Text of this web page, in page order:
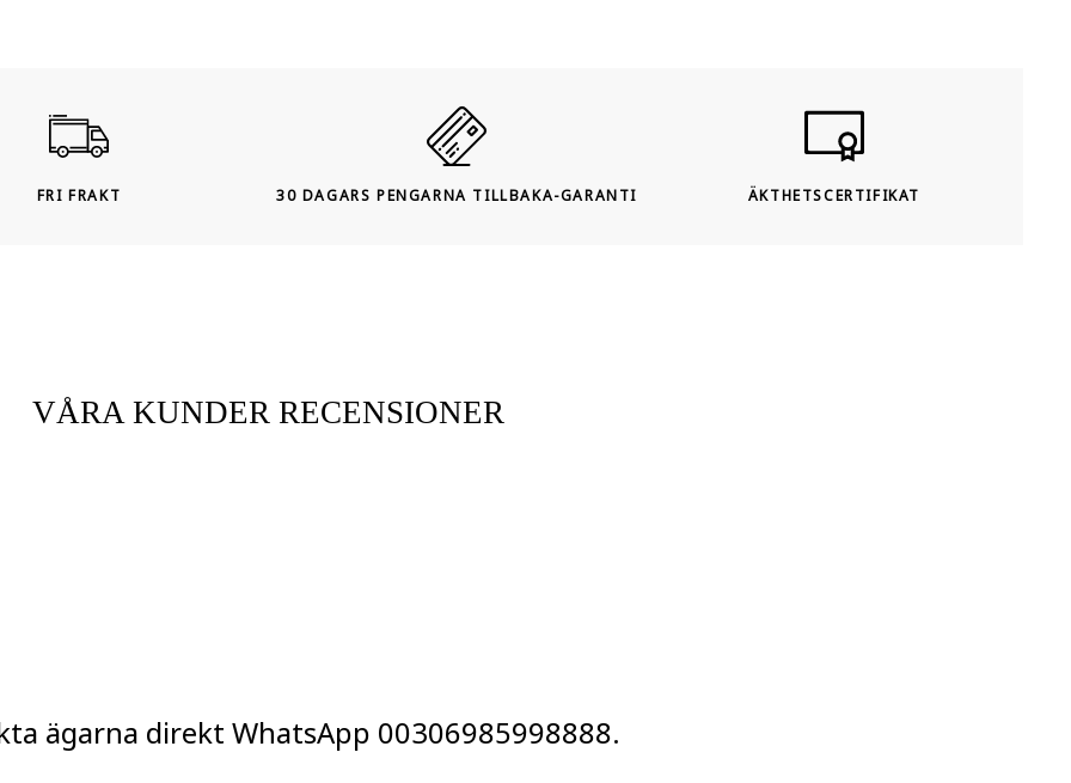
FRI FRAKT 30 DAGARS PENGARNA TILLBAKA-GARANTI ÄKTHETSCERTIFIKAT
VÅRA KUNDER RECENSIONER
ägarna direkt WhatsApp 00306985998888.